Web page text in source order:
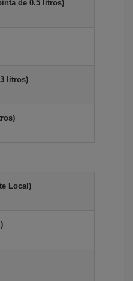
de 0.5 litros)
litros)
Local)